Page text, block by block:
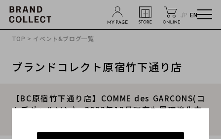
JP EN
TOP > イベント&ブログ一覧
ブランドコレクト原宿竹下通り店
【BC原宿竹下通り店】COMME des GARCONS(コ
ムデギャルソン) 2022年12月現在も買取強化中